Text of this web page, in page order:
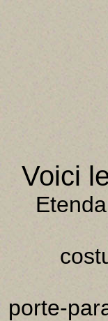
Voici
porte-